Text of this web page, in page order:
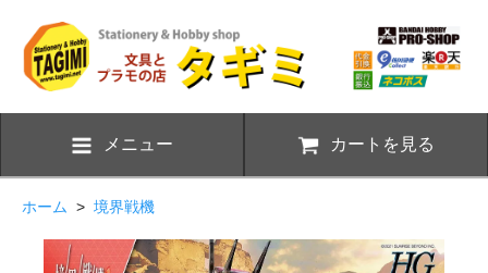
メニュー カートを見る
ホーム > 境界戦機